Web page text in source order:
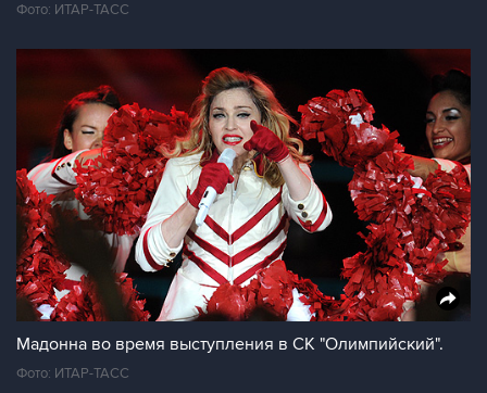
Фото: ИТАР-ТАСС
Мадонна во время выступления в СК "Олимпийский".
Фото: ИТАР-ТАСС